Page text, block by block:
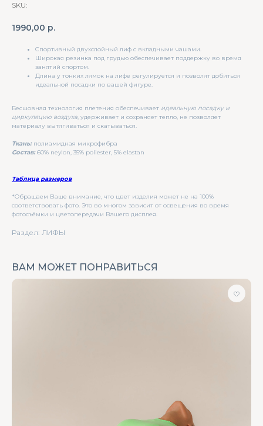
SKU:
1990,00 р.
Спортивный двухслойный лиф с вкладными чашами.
Широкая резинка под грудью обеспечивает поддержку во время
занятий спортом.
Длина у тонких лямок на лифе регулируется и позволят добиться
идеальной посадки по вашей фигуре.
Бесшовная технология плетения обеспечивает идеальную посадку и
циркуляцию воздуха, удерживает и сохраняет тепло, не позволяет
материалу вытягиваться и скатываться.
Ткань:полиамидная микрофибра
Состав: 60% neylon, 35% poliester, 5% elastan
Таблица размеров
*Обращаем Ваше внимание, что цвет изделия может не на 100%
соответствовать фото. Это во многом зависит от освещения во время
фотосъёмки и цветопередачи Вашего дисплея.
Раздел: ЛИФЫ
ВАМ МОЖЕТ ПОНРАВИТЬСЯ